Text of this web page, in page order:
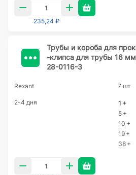
235,24 ₽
Трубы и короба для
-клипса для трубы 16
28-0116-3
Rexant 7 шт
2-4 дня 1 +
5 +
10 +
19 +
38 +